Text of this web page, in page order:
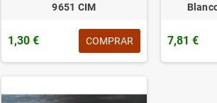
9651 CIM
1,30 € COMPRAR 7,81 €